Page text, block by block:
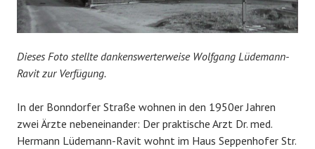
Dieses Foto stellte dankenswerterweise Wolfgang Lüdemann-
Ravit zur Verfügung.
In der Bonndorfer Straße wohnen in den 1950er Jahren
zwei Ärzte nebeneinander: Der praktische Arzt Dr. med.
Hermann Lüdemann-Ravit wohnt im Haus Seppenhofer Str.